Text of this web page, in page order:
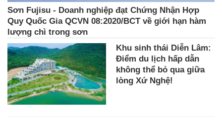
Sơn Fujisu - Doanh nghiệp đạt Chứng Nhận Hợp
Quy Quốc Gia QCVN 08:2020/BCT về giới hạn hàm
lượng chì trong sơn
Khu sinh thái Diễn Lâm:
Điểm du lịch hấp dẫn
không thể bỏ qua giữa
lòng Xứ Nghệ!